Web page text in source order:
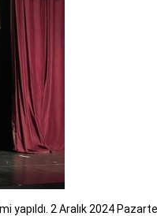
yapıldı. 2 Aralık 2024